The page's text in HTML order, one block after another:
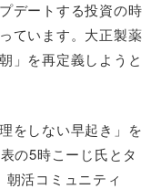
デートする投資の時
ています。大正製薬
」を再定義しようと
をしない早起き」を
の5時こーじ氏とタ
活コミュニティ